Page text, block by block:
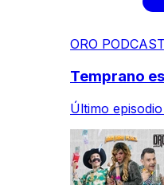
ORO PODCAST
Temprano
Último episodio